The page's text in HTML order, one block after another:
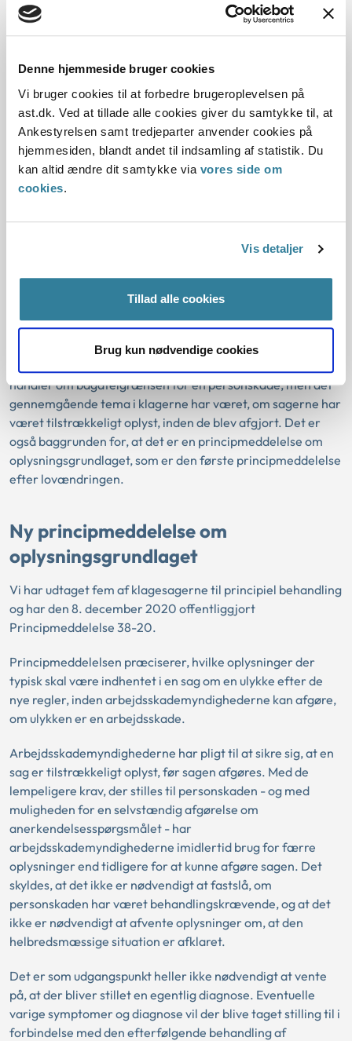
Denne hjemmeside bruger cookies
Vi bruger cookies til at forbedre brugeroplevelsen på
ast.dk. Ved at tillade alle cookies giver du samtykke til, at
Ankestyrelsen samt tredjeparter anvender cookies på
hjemmesiden, blandt andet til indsamling af statistik. Du
kan altid ændre dit samtykke via vores side om
cookies.
Vis detaljer
Tillad alle cookies
Brug kun nødvendige cookies
hidtidige regler stadig, og Arbejdsmarkedets
Erhvervssikring skal i disse sager afgøre spørgsmålet om
samlet afgørelse inden for en frist på et år.
Vi følger op på de nye regler for
anerkendelse af ulykker
De klagesager om ulykker, som Ankestyrelsen har
behandlet af en mindre gruppe konsulenter,
Formålet er at sikre en ensartet behandling og stillingtagen
til spørgsmål om den ændrede lov, som bliver rejst i
klagerne, og for løbende at kunne identificere principielle
Vi har fra 1. januar 2020 til og med 1. november 2020
handler om bagatelgrænsen for en personskade, men det
gennemgående tema i klagerne har været, om sagerne har
været tilstrækkeligt oplyst, inden de blev afgjort. Det er
også baggrunden for, at det er en principmeddelelse om
oplysningsgrundlaget, som er den første principmeddelelse
efter lovændringen.
Ny principmeddelelse om
oplysningsgrundlaget
Vi har udtaget fem af klagesagerne til principiel behandling
og har den 8. december 2020 offentliggjort
Principmeddelelse 38-20.
Principmeddelelsen præciserer, hvilke oplysninger der
typisk skal være indhentet i en sag om en ulykke efter de
nye regler, inden arbejdsskademyndighederne kan afgøre,
om ulykken er en arbejdsskade.
Arbejdsskademyndighederne har pligt til at sikre sig, at en
sag er tilstrækkeligt oplyst, før sagen afgøres. Med de
lempeligere krav, der stilles til personskaden - og med
muligheden for en selvstændig afgørelse om
anerkendelsesspørgsmålet - har
arbejdsskademyndighederne imidlertid brug for færre
oplysninger end tidligere for at kunne afgøre sagen. Det
skyldes, at det ikke er nødvendigt at fastslå, om
personskaden har været behandlingskrævende, og at det
ikke er nødvendigt at afvente oplysninger om, at den
helbredsmæssige situation er afklaret.
Det er som udgangspunkt heller ikke nødvendigt at vente
på, at der bliver stillet en egentlig diagnose. Eventuelle
varige symptomer og diagnose vil der blive taget stilling til i
forbindelse med den efterfølgende behandling af